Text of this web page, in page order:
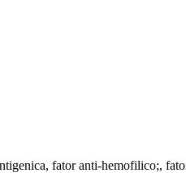
fator anti-hemofilico;,